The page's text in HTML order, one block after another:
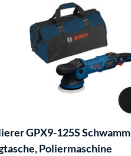
GPX9-125S
Poliermaschine